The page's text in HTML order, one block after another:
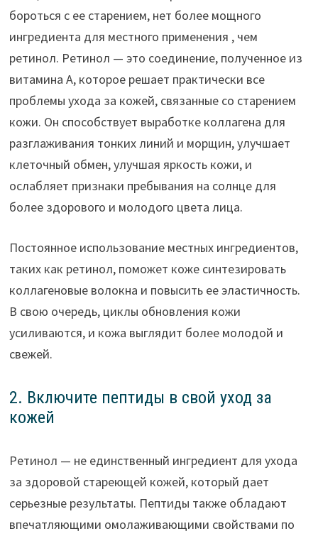
бороться с ее старением, нет более мощного
ингредиента для местного применения , чем
ретинол. Ретинол — это соединение, полученное из
витамина А, которое решает практически все
проблемы ухода за кожей, связанные со старением
кожи. Он способствует выработке коллагена для
разглаживания тонких линий и морщин, улучшает
клеточный обмен, улучшая яркость кожи, и
ослабляет признаки пребывания на солнце для
более здорового и молодого цвета лица.
Постоянное использование местных ингредиентов,
таких как ретинол, поможет коже синтезировать
коллагеновые волокна и повысить ее эластичность.
В свою очередь, циклы обновления кожи
усиливаются, и кожа выглядит более молодой и
свежей.
2. Включите пептиды в свой уход за
кожей
Ретинол — не единственный ингредиент для ухода
за здоровой стареющей кожей, который дает
серьезные результаты. Пептиды также обладают
впечатляющими омолаживающими свойствами по